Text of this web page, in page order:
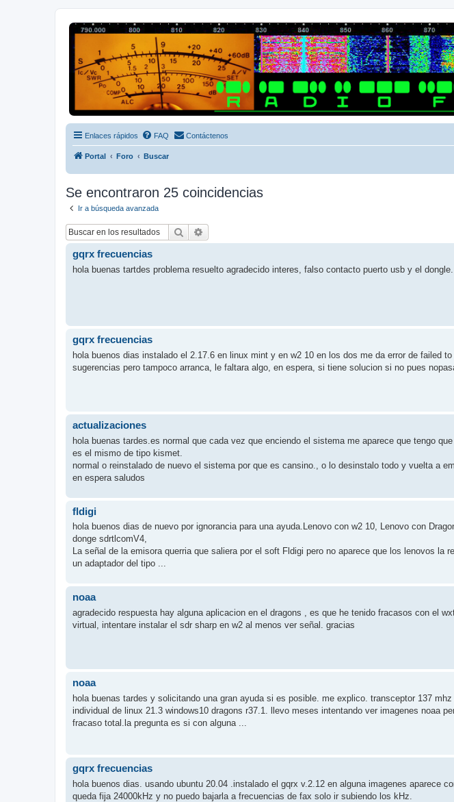
Radio Frecuencias
Foro de Radio Frecuencias
Enlaces rápidos FAQ Contáctenos
Portal Foro Buscar
Se encontraron 25 coincidencias
Ir a búsqueda avanzada
Buscar
gqrx frecuencias
hola buenas tartdes problema resuelto agradecido interes, falso contacto puerto usb y el
gqrx frecuencias
hola buenos dias instalado el 2.17.6 en linux mint y en w2 10 en los dos me da error de failed
sugerencias pero tampoco arranca, le faltara algo, en espera, si tiene solucion si no pues
actualizaciones
hola buenas tardes.es normal que cada vez que enciendo el sistema me aparece que tengo
es el mismo de tipo kismet.
normal o reinstalado de nuevo el sistema por que es cansino., o lo desinstalo todo y vuelta a
en espera saludos
fldigi
hola buenos dias de nuevo por ignorancia para una ayuda.Lenovo con w2 10, Lenovo con
donge sdrtlcomV4,
La señal de la emisora querria que saliera por el soft Fldigi pero no aparece que los lenovos la
un adaptador del tipo ...
noaa
agradecido respuesta hay alguna aplicacion en el dragons , es que he tenido fracasos con el
virtual, intentare instalar el sdr sharp en w2 al menos ver señal. gracias
noaa
hola buenas tardes y solicitando una gran ayuda si es posible. me explico. transceptor 137
individual de linux 21.3 windows10 dragons r37.1. llevo meses intentando ver imagenes noaa
fracaso total.la pregunta es si con alguna ...
gqrx frecuencias
hola buenos dias. usando ubuntu 20.04 .instalado el gqrx v.2.12 en alguna imagenes aparece
queda fija 24000kHz y no puedo bajarla a frecuencias de fax solo ir subiendo los kHz.